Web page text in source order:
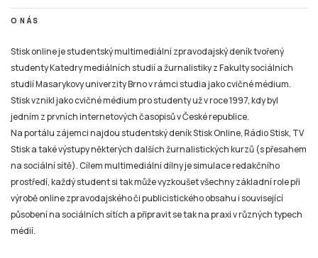
O NÁS
Stisk online je studentský multimediální zpravodajský deník tvořený
studenty Katedry mediálních studií a žurnalistiky z Fakulty sociálních
studií Masarykovy univerzity Brno v rámci studia jako cvičné médium.
Stisk vznikl jako cvičné médium pro studenty už v roce 1997, kdy byl
jedním z prvních internetových časopisů v České republice.
Na portálu zájemci najdou studentský deník Stisk Online, Rádio Stisk, TV
Stisk a také výstupy některých dalších žurnalistických kurzů (s přesahem
na sociální sítě). Cílem multimediální dílny je simulace redakčního
prostředí, každý student si tak může vyzkoušet všechny základní role při
výrobě online zpravodajského či publicistického obsahu i související
působení na sociálních sítích a připravit se tak na praxi v různých typech
médií.